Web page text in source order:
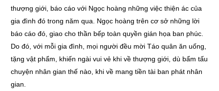
thượng giới, báo cáo với Ngọc hoàng những việc thiện ác của
gia đình đó trong năm qua. Ngọc hoàng trên cơ sở những lời
báo cáo đó, giao cho thần bếp toàn quyền gián họa ban phúc.
Do đó, với mỗi gia đình, mọi người đều mời Táo quân ăn uống,
tặng vật phẩm, khiến ngài vui vẻ khi về thượng giới, dù bẩm tấu
chuyện nhân gian thế nào, khi về mang tiền tài ban phát nhân
gian.